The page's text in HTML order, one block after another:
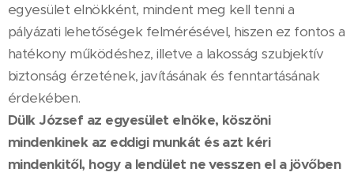
egyesület elnökként, mindent meg kell tenni a
pályázati lehetőségek felmérésével, hiszen ez fontos a
hatékony működéshez, illetve a lakosság szubjektív
biztonság érzetének, javításának és fenntartásának
érdekében.
Dülk József az egyesület elnöke, köszöni
mindenkinek az eddigi munkát és azt kéri
mindenkitől, hogy a lendület ne vesszen el a jövőben